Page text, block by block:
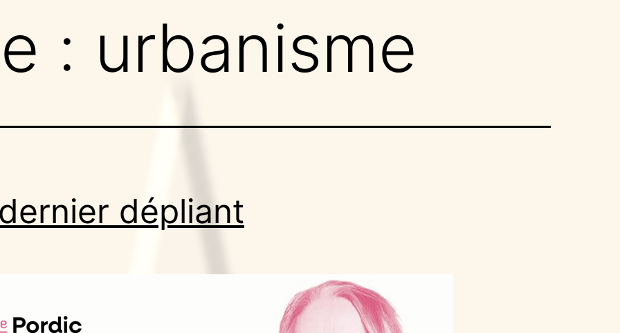
: urbanisme
dépliant